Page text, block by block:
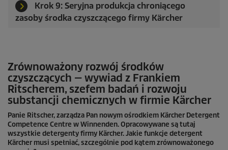
Krok 9: Seryjna produkcja chroniącego
zasoby środka czyszczącego firmy Kärcher
Zrównoważony rozwój środków
czyszczących — wywiad z Frankiem
Ritscherem, szefem badań i rozwoju
substancji chemicznych w firmie Kärcher
Panie Ritscher, zarządza Pan nowym ośrodkiem Kärcher Detergent
Competence Centre w Winnenden. Opracowywane są tutaj
wszystkie detergenty firmy Kärcher. Jakie funkcje detergent
Kärcher musi spełniać, szczególnie pod kątem zrównoważonego